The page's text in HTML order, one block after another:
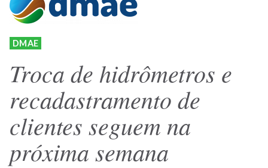
DMAE
Troca de hidrômetros e
recadastramento de
clientes seguem na
próxima semana